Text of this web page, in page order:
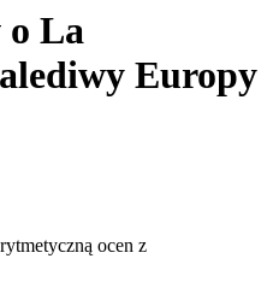
o La
Europy
ocen z